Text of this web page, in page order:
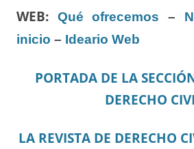
WEB: Qué ofrecemos –
inicio – Ideario Web
PORTADA DE LA
DERECHO
LA REVISTA DE DERECHO